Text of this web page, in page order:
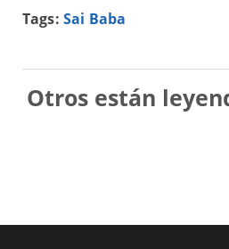
Tags: Sai Baba
Otros están